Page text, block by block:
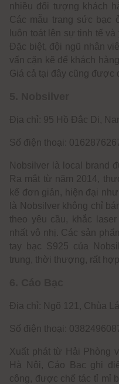
nhiều đối tượng khách
Các mẫu trang sức bạc
luôn toát lên sự tinh tế
Đặc biệt, đội ngũ nhân
vấn cặn kẽ để khách
Giá cả tại đây cũng được
Địa chỉ: 95 Hồ Đắc Di,
Số điện thoại:
Nobsilver là local brand
Ra mắt từ năm 2014,
kế đơn giản, hiện đại
là Nobsilver không chỉ
theo yêu cầu, khắc
nhất vô nhị. Các sản
tay bạc S925 của
trung, thời thượng, rất
Địa chỉ: Ngõ 121, Chùa
Số điện thoại:
Xuất phát từ Hải Phòng
Hà Nội, Cáo Bạc ghi
công, được chế tác tỉ mỉ